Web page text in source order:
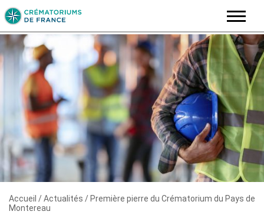
Skip
to
content
Accueil /Actualités / Première pierre du Crématorium du Pays de
Montereau